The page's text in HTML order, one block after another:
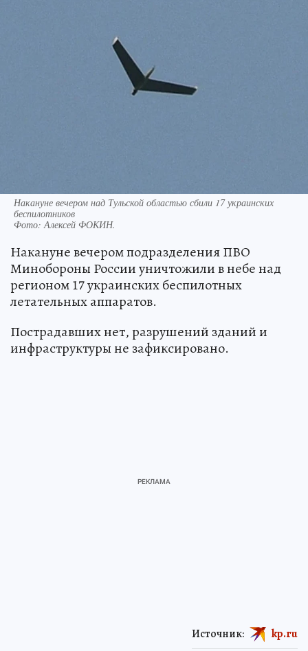
Накануне вечером над Тульской областью сбили 17 украинских
беспилотников
Фото:Алексей ФОКИН.
Накануне вечером подразделения ПВО
Минобороны России уничтожили в небе над
регионом 17 украинских беспилотных
летательных аппаратов.
Пострадавших нет, разрушений зданий и
инфраструктуры не зафиксировано.
Источник: kp.ru